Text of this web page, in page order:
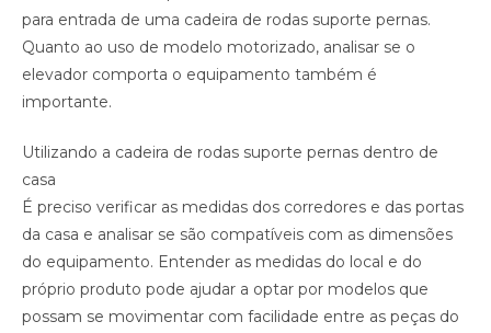
para entrada de uma cadeira de rodas suporte pernas.
Quanto ao uso de modelo motorizado, analisar se o
elevador comporta o equipamento também é
importante.
Utilizando a cadeira de rodas suporte pernas dentro de
casa
É preciso verificar as medidas dos corredores e das portas
da casa e analisar se são compatíveis com as dimensões
do equipamento. Entender as medidas do local e do
próprio produto pode ajudar a optar por modelos que
possam se movimentar com facilidade entre as peças do